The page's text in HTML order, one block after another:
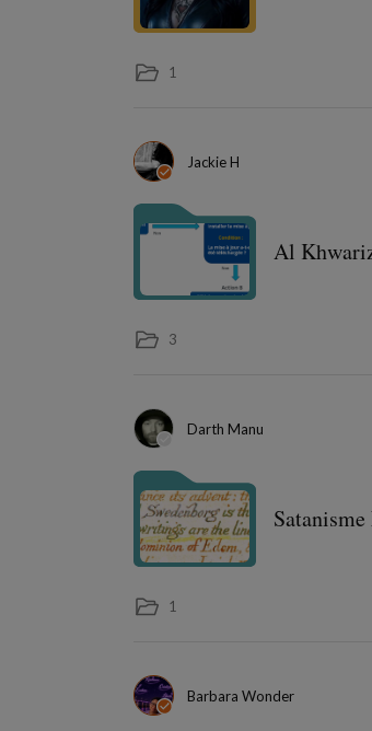
1
Jackie H
Al
3
Darth Manu
1
Barbara Wonder